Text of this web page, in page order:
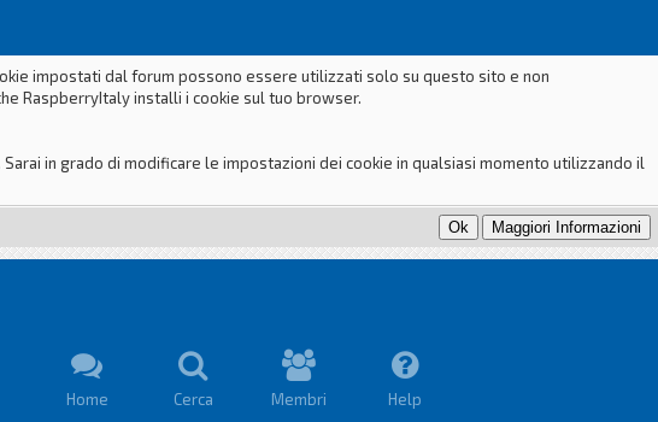
impostati dal forum possono essere utilizzati solo su questo sito e non
RaspberryItaly installi i cookie sul tuo browser.
in grado di modificare le impostazioni dei cookie in qualsiasi momento utilizzando il
Home Cerca Membri Help